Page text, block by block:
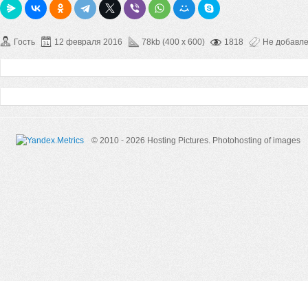
Гость 12 февраля 2016 78kb (400 x 600) 1818 Не
© 2010 - 2026 Hosting Pictures. Photohosting of images